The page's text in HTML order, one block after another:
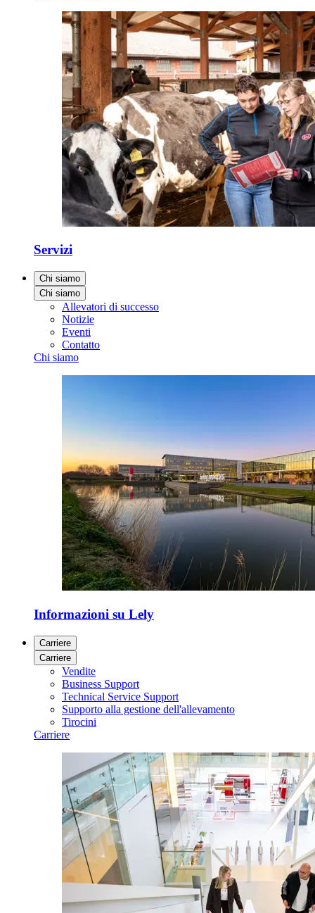
Servizi
Chi siamo
Chi siamo
Allevatori di successo
Notizie
Eventi
Contatto
Chi siamo
Informazioni su Lely
Carriere
Carriere
Vendite
Business Support
Technical Service Support
Supporto alla gestione dell'allevamento
Tirocini
Carriere